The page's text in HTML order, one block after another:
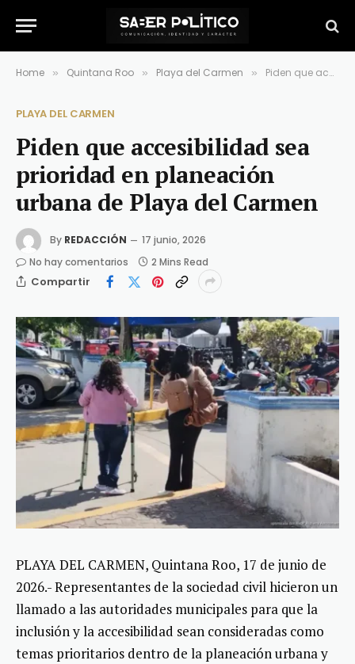
Home » Quintana Roo » Playa del Carmen » Piden que accesibilidad sea prioridad en planeación urbana de Playa del Carmen
PLAYA DEL CARMEN
Piden que accesibilidad sea
prioridad en planeación
urbana de Playa del Carmen
By REDACCIÓN
17 junio, 2026
No hay comentarios
2 Mins Read
Compartir
PLAYA DEL CARMEN, Quintana Roo, 17 de junio de
2026.- Representantes de la sociedad civil hicieron un
llamado a las autoridades municipales para que la
inclusión y la accesibilidad sean consideradas como
temas prioritarios dentro de la planeación urbana y